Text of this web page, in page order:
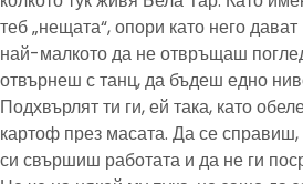
теб „нещата“, опори като него
най-малкото да не отвръщаш
отвърнеш с танц, да бъдеш едно
Подхвърлят ти ги, ей така, като
картоф през масата. Да се
си свършиш работата и да не ги